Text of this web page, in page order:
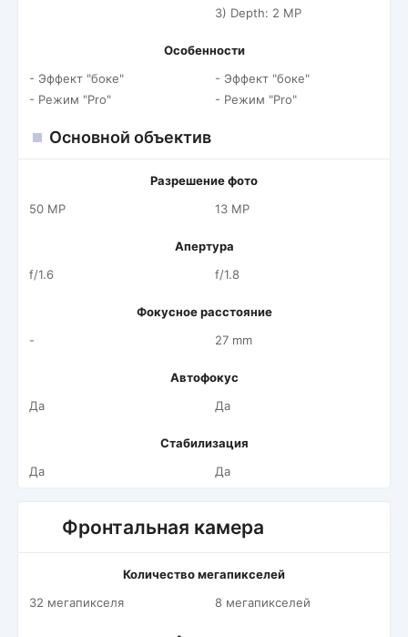
3) Depth: 2 MP
Особенности
- Эффект "боке"
- Режим "Pro"
- Эффект "боке"
- Режим "Pro"
Основной объектив
Разрешение фото
50 MP
13 MP
Апертура
f/1.6
f/1.8
Фокусное расстояние
-
27 mm
Автофокус
Да
Да
Стабилизация
Да
Да
Фронтальная камера
Количество мегапикселей
32 мегапикселя
8 мегапикселей